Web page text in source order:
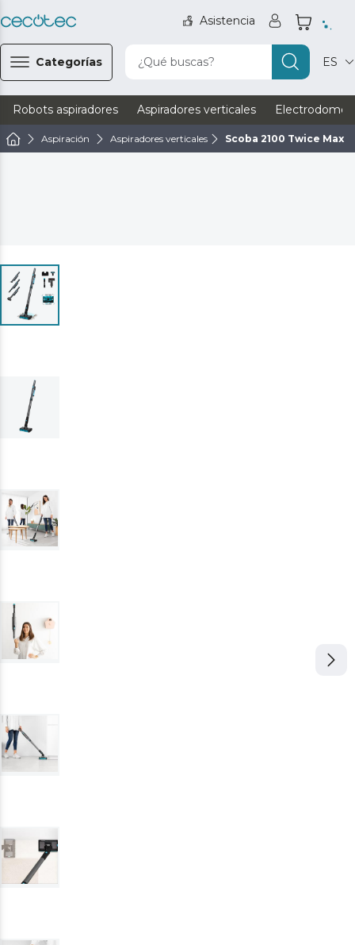
Asistencia
Categorías ¿Qué buscas? ES
Robots aspiradores Aspiradores verticales
Aspiración Aspiradores verticales Scoba 2100 Twice Max